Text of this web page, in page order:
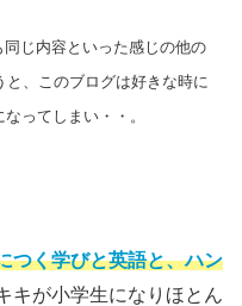
じ内容といった感じの他の
、このブログは好きな時に
ってしまい・・。
つく学びと英語と、ハン
キが小学生になりほとん